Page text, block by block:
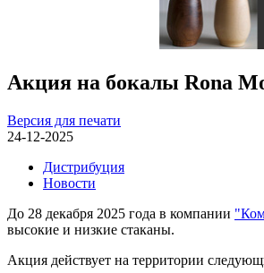
Акция на бокалы Rona
Версия для печати
24-12-2025
Дистрибуция
Новости
До 28 декабря 2025 года в компании
высокие и низкие стаканы.
Акция действует на территории